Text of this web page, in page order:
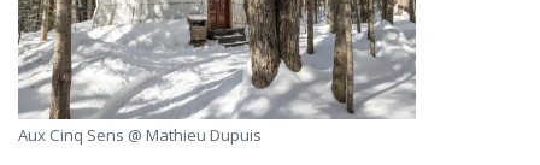
Aux Cinq Sens @ Mathieu Dupuis